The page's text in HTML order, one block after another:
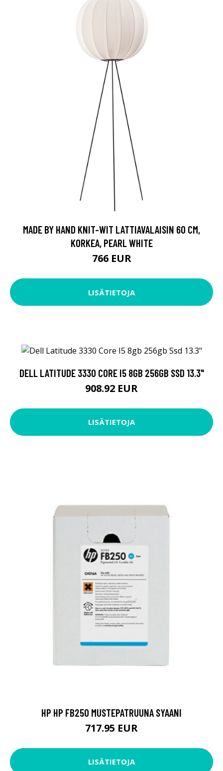
MADE BY HAND KNIT-WIT LATTIAVALAISIN 60 CM,
KORKEA, PEARL WHITE
766 EUR
LISÄTIETOJA
DELL LATITUDE 3330 CORE I5 8GB 256GB SSD 13.3"
908.92 EUR
LISÄTIETOJA
HP HP FB250 MUSTEPATRUUNA SYAANI
717.95 EUR
LISÄTIETOJA